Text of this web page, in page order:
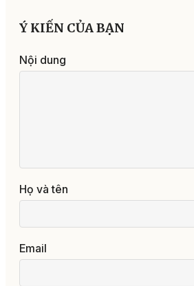
Ý KIẾN CỦA BẠN
Nội dung
Họ và tên
Email